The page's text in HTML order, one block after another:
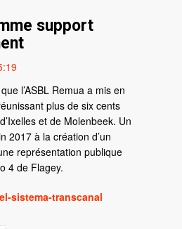
support
l’ASBL Remua a mis en
plus de six cents
et de Molenbeek. Un
2017 à la création d’un
représentation publique
4 de Flagey.
sistema-transcanal